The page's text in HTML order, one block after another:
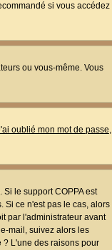
si vous accédez
ou vous-même. Vous
oublié mon mot de passe,
le support COPPA est
Si ce n'est pas le cas, alors
par l'administrateur avant
mail, suivez alors les
? L'une des raisons pour